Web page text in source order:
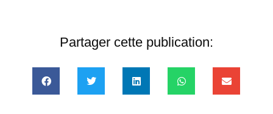
Partager cette publication: